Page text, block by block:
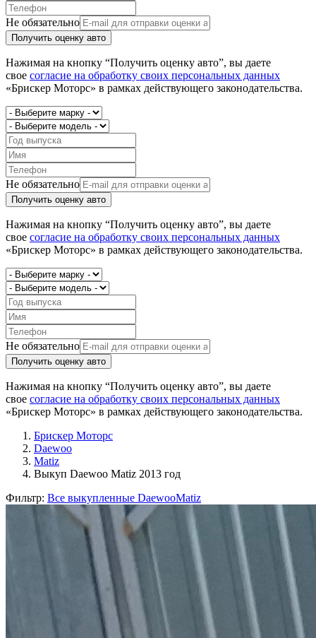
Не обязательно
Получить оценку авто
Нажимая на кнопку “Получить оценку авто”, вы даете
свое согласие на обработку своих персональных данных
«Брискер Моторс» в рамках действующего законодательства.
Не обязательно
Получить оценку авто
Нажимая на кнопку “Получить оценку авто”, вы даете
свое согласие на обработку своих персональных данных
«Брискер Моторс» в рамках действующего законодательства.
Не обязательно
Получить оценку авто
Нажимая на кнопку “Получить оценку авто”, вы даете
свое согласие на обработку своих персональных данных
«Брискер Моторс» в рамках действующего законодательства.
Брискер Моторс
Daewoo
Matiz
Выкуп Daewoo Matiz 2013 год
Фильтр: Все выкупленные DaewooMatiz